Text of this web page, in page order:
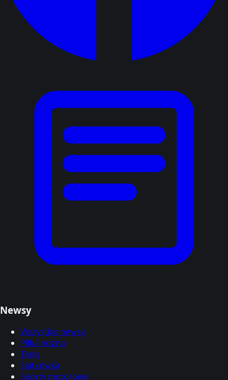
Newsy
Wszystkie newsy
Piłka nożna
Tenis
Siatkówka
Sporty motorowe